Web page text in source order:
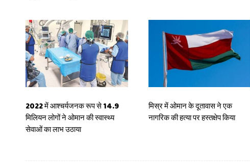
2022 में आश्चर्यजनक रूप से 14.9
मिलियन लोगों ने ओमान की स्वास्थ्य
सेवाओं का लाभ उठाया
मिस्र में ओमान के दूतावास ने एक
नागरिक की हत्या पर हस्तक्षेप किया